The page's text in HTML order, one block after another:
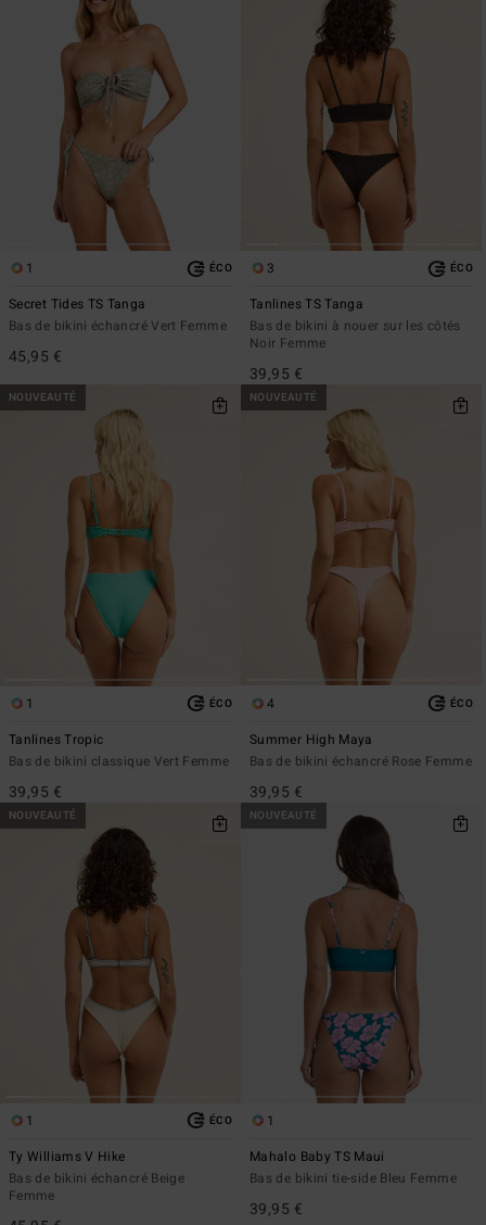
1 ÉCO
Secret Tides TS Tanga
Bas de bikini échancré Vert Femme
45,95 €
3 ÉCO
Tanlines TS Tanga
Bas de bikini à nouer sur les côtés
Noir Femme
39,95 €
NOUVEAUTÉ
1 ÉCO
Tanlines Tropic
Bas de bikini classique Vert Femme
39,95 €
NOUVEAUTÉ
4 ÉCO
Summer High Maya
Bas de bikini échancré Rose Femme
39,95 €
NOUVEAUTÉ
1 ÉCO
Ty Williams V Hike
Bas de bikini échancré Beige
Femme
NOUVEAUTÉ
1
Mahalo Baby TS Maui
Bas de bikini tie-side Bleu Femme
39,95 €